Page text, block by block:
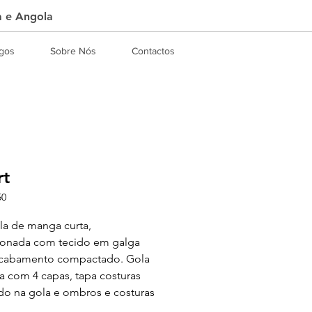
e Angola
Sobre Nós Contactos
de manga curta,
com tecido em galga
compactado. Gola
com 4 capas, tapa costuras
na gola e ombros e costuras